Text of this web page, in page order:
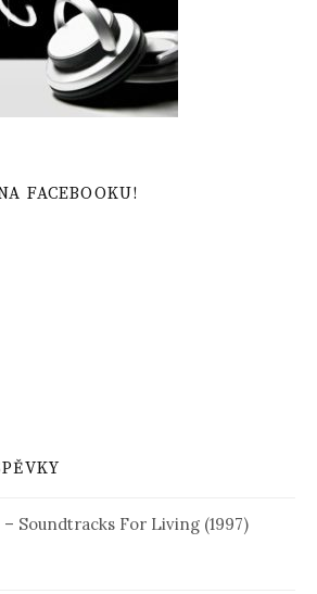
FACEBOOKU!
Soundtracks For Living (1997)